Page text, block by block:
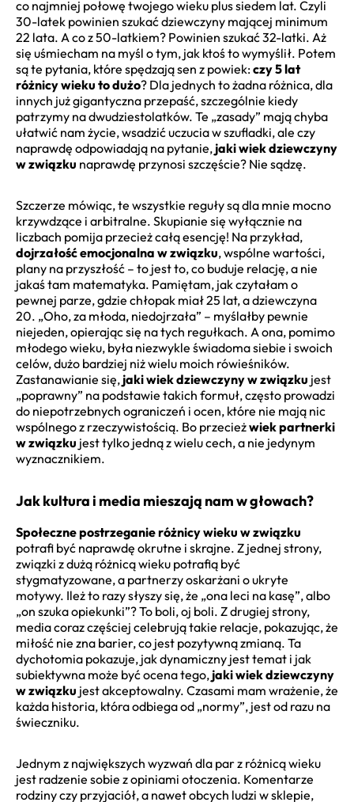
co najmniej połowę twojego wieku plus siedem lat. Czyli
30-latek powinien szukać dziewczyny mającej minimum
22 lata. A co z 50-latkiem? Powinien szukać 32-latki. Aż
się uśmiecham na myśl o tym, jak ktoś to wymyślił. Potem
są te pytania, które spędzają sen z powiek:czy 5 lat
różnicy wieku to dużo? Dla jednych to żadna różnica, dla
innych już gigantyczna przepaść, szczególnie kiedy
patrzymy na dwudziestolatków. Te „zasady” mają chyba
ułatwić nam życie, wsadzić uczucia w szufladki, ale czy
naprawdę odpowiadają na pytanie, jaki wiek dziewczyny
w związku naprawdę przynosi szczęście? Nie sądzę.
Szczerze mówiąc, te wszystkie reguły są dla mnie mocno
krzywdzące i arbitralne. Skupianie się wyłącznie na
liczbach pomija przecież całą esencję! Na przykład,
dojrzałość emocjonalna w związku, wspólne wartości,
plany na przyszłość – to jest to, co buduje relację, a nie
jakaś tam matematyka. Pamiętam, jak czytałam o
pewnej parze, gdzie chłopak miał 25 lat, a dziewczyna
20. „Oho, za młoda, niedojrzała” – myślałby pewnie
niejeden, opierając się na tych regułkach. A ona, pomimo
młodego wieku, była niezwykle świadoma siebie i swoich
celów, dużo bardziej niż wielu moich rówieśników.
Zastanawianie się, jaki wiek dziewczyny w związku jest
„poprawny” na podstawie takich formuł, często prowadzi
do niepotrzebnych ograniczeń i ocen, które nie mają nic
wspólnego z rzeczywistością. Bo przecieżwiek partnerki
w związku jest tylko jedną z wielu cech, a nie jedynym
wyznacznikiem.
Jak kultura i media mieszają nam w głowach?
Społeczne postrzeganie różnicy wieku w związku
potrafi być naprawdę okrutne i skrajne. Z jednej strony,
związki z dużą różnicą wieku potrafią być
stygmatyzowane, a partnerzy oskarżani o ukryte
motywy. Ileż to razy słyszy się, że „ona leci na kasę”, albo
„on szuka opiekunki”? To boli, oj boli. Z drugiej strony,
media coraz częściej celebrują takie relacje, pokazując, że
miłość nie zna barier, co jest pozytywną zmianą. Ta
dychotomia pokazuje, jak dynamiczny jest temat i jak
subiektywna może być ocena tego, jaki wiek dziewczyny
w związku jest akceptowalny. Czasami mam wrażenie, że
każda historia, która odbiega od „normy”, jest od razu na
świeczniku.
Jednym z największych wyzwań dla par z różnicą wieku
jest radzenie sobie z opiniami otoczenia. Komentarze
rodziny czy przyjaciół, a nawet obcych ludzi w sklepie,